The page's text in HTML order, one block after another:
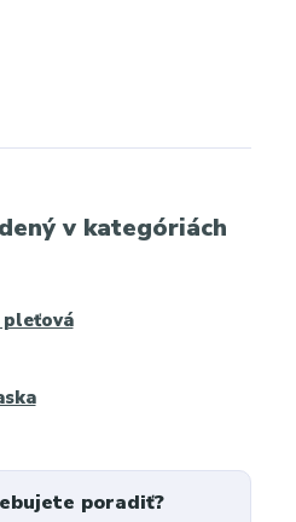
v kategóriách
pleťová
poradiť?